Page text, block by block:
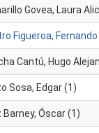
Govea, Laura
Figueroa,
Cantú, Hugo
Sosa, Edgar (1)
Barney, Óscar (1)